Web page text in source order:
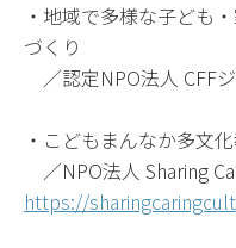
・地域で多様な子ども
づくり
／認定NPO法人 CFF
・こどもまんなか多文
／NPO法人 Sharing
https://